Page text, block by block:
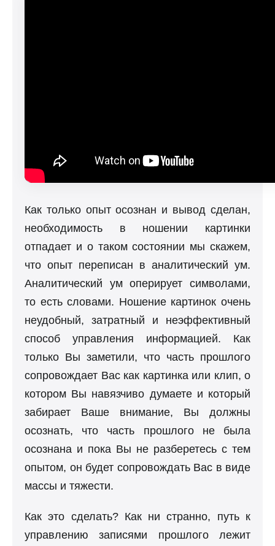
Как только опыт осознан и вывод сделан,
необходимость в ношении картинки
отпадает и о таком состоянии мы скажем,
что опыт переписан в аналитический ум.
Аналитический ум оперирует символами,
то есть словами. Ношение картинок очень
неудобный, затратный и неэффективный
способ управления информацией. Как
только Вы заметили, что часть прошлого
сопровождает Вас как картинка или клип, о
котором Вы навязчиво думаете и который
забирает Ваше внимание, Вы должны
осознать, что часть прошлого не была
осознана и пока Вы не разберетесь с тем
опытом, он будет сопровождать Вас в виде
массы и тяжести.
Как это сделать? Как ни странно, путь к
управлению записями прошлого лежит